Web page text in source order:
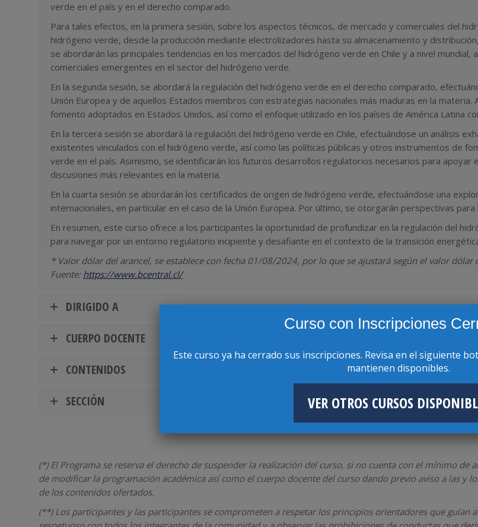
verde en el país y en el derecho comparado.
Para tales efectos, en la primera sesión, sobre los aspectos técnicos, de mercado y comerciales del
hidrógeno verde, desde la producción mediante electrolizadores hasta su almacenamiento y
se abordarán las principales tendencias en los mercados del hidrógeno verde en Chile y a nivel
comerciales emergentes en el sector del hidrógeno verde.
En la segunda sesión, se abordará la regulación del hidrógeno verde en el derecho comparado,
Unión Europea y de aquellos Estados miembros con estrategias nacionales más maduras en la
fomento adoptados en Estados Unidos, así como el enfoque utilizado en los países de América Latina
En la tercera sesión se abordará la regulación del hidrógeno verde en Chile, efectuándose un análisis
existentes vinculados con el hidrógeno verde, así como las políticas públicas y otros instrumentos de
verde en el país. Asimismo, se identificarán los futuros desarrollos regulatorios necesarios para apoyar
discusiones más relevantes en la materia.
En la cuarta sesión se abordarán los certificados de origen de hidrógeno verde, efectuándose una
internacionales, en particular en el caso de la Unión Europea. Por último, se otorgarán perspectivas
En resumen, este curso ofrece a los participantes la oportunidad de profundizar en la regulación del
para navegar por un entorno regulatorio incipiente y desafiante en el contexto de la transición
* Valor dólar del arancel, se establece con fecha 01/08/2024, por lo que se ajustará según el valor dólar
Fuente: https://www.bcentral.cl/
DIRIGIDO A
CUERPO DOCENTE
CONTENIDOS
SECCIÓN
(*) El Programa se reserva el derecho de suspender la realización del curso, si no cuenta con el mínimo
de modificar la programación académica así como el cuerpo docente del curso dando previo aviso a las y
de los contenidos ofertados.
(**) Los participantes y las participantes se comprometen a respetar los principios orientadores que guían
Curso con Inscripciones
Este curso ya ha cerrado sus inscripciones. Revisa en el siguiente
mantienen disponibles.
VER OTROS CURSOS